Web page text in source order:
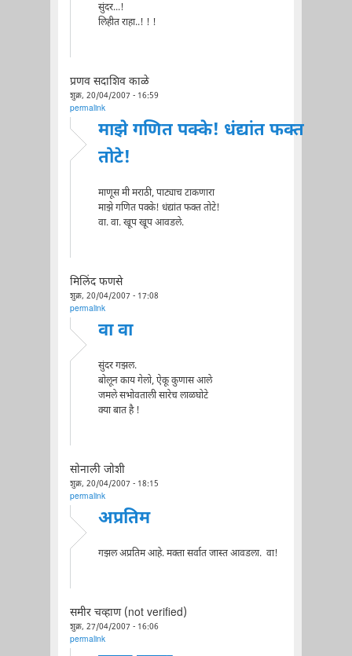
सुंदर...!
लिहीत राहा..! ! !
प्रणव सदाशिव काळे
शुक्र, 20/04/2007 - 16:59
permalink
माझे गणित पक्के! धंद्यांत फक्त
तोटे!
माणूस मी मराठी, पाट्याच टाकणारा
माझे गणित पक्के! धंद्यांत फक्त तोटे!
वा. वा. खूप खूप आवडले.
मिलिंद फणसे
शुक्र, 20/04/2007 - 17:08
permalink
वा वा
सुंदर गझल.
बोलून काय गेलो, ऐकू कुणास आले
जमले सभोवताली सारेच लाळघोटे
क्या बात है !
सोनाली जोशी
शुक्र, 20/04/2007 - 18:15
permalink
अप्रतिम
गझल अप्रतिम आहे. मक्ता सर्वात जास्त आवडला. वा!
समीर चव्हाण (not verified)
शुक्र, 27/04/2007 - 16:06
permalink